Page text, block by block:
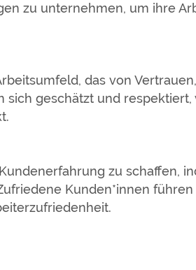
zu unternehmen, um ihre
das von Vertrauen,
geschätzt und respektiert,
zu schaffen,
Kunden*innen führen